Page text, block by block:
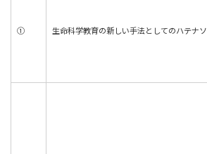
① 生命科学教育の新しい手法としてのハテナ